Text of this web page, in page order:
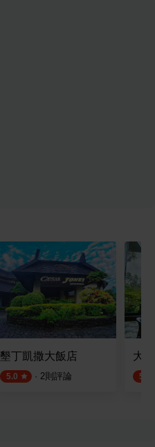
墾丁凱撒大飯店
5.0 · 2則評論
大
5.0